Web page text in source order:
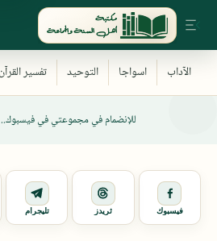
للإنضمام في مجموعتي في فيسبوك..
فيسبوك ثريدز تليجرام